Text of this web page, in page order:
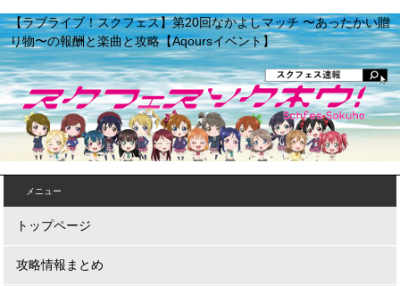
【ラブライブ！スクフェス】第20回なかよしマッチ 〜あったかい贈
り物〜の報酬と楽曲と攻略【Aqoursイベント】
メニュー
トップページ
攻略情報まとめ